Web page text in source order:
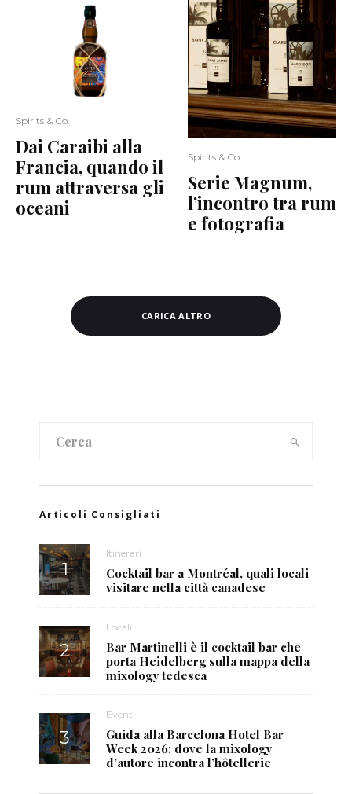
Spirits & Co.
Dai Caraibi alla
Francia, quando il
rum attraversa gli
oceani
Spirits & Co.
Serie Magnum,
l’incontro tra rum
e fotografia
CARICA ALTRO
Articoli Consigliati
Itinerari
Cocktail bar a Montréal, quali locali
visitare nella città canadese
Locali
Bar Martinelli è il cocktail bar che
porta Heidelberg sulla mappa della
mixology tedesca
Eventi
Guida alla Barcelona Hotel Bar
Week 2026: dove la mixology
d’autore incontra l’hôtellerie